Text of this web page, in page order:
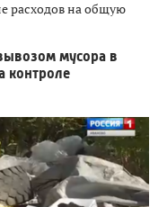
расходов на общую
мусора в
контроле